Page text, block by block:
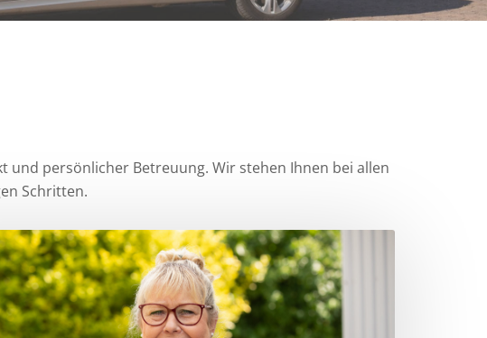
und persönlicher Betreuung. Wir stehen Ihnen bei allen
Schritten.